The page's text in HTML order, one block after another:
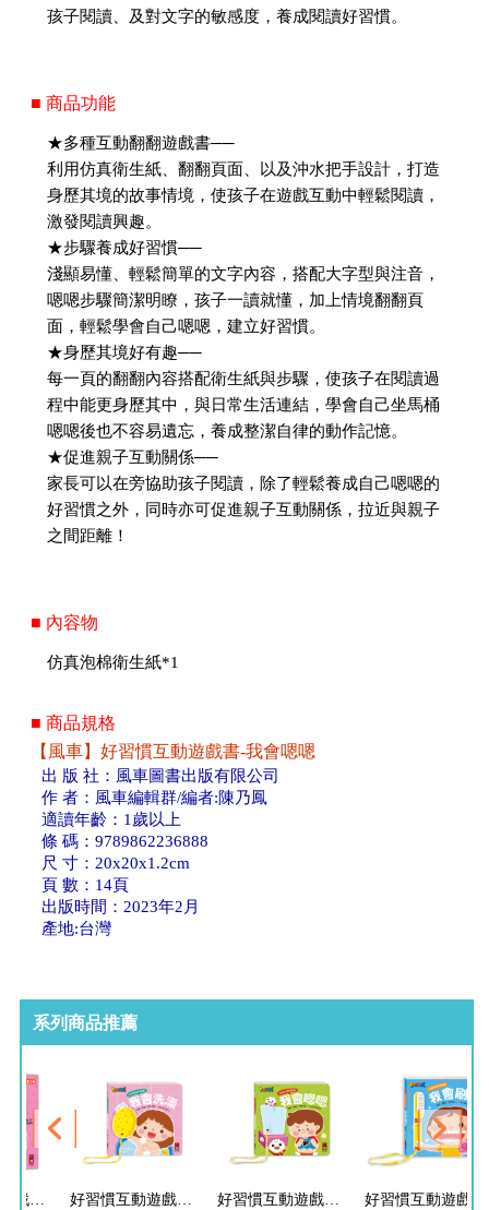
孩子閱讀、及對文字的敏感度，養成閱讀好習慣。
■ 商品功能
★多種互動翻翻遊戲書──
利用仿真衛生紙、翻翻頁面、以及沖水把手設計，打造
身歷其境的故事情境，使孩子在遊戲互動中輕鬆閱讀，
激發閱讀興趣。
★步驟養成好習慣──
淺顯易懂、輕鬆簡單的文字內容，搭配大字型與注音，
嗯嗯步驟簡潔明瞭，孩子一讀就懂，加上情境翻翻頁
面，輕鬆學會自己嗯嗯，建立好習慣。
★身歷其境好有趣──
每一頁的翻翻內容搭配衛生紙與步驟，使孩子在閱讀過
程中能更身歷其中，與日常生活連結，學會自己坐馬桶
嗯嗯後也不容易遺忘，養成整潔自律的動作記憶。
★促進親子互動關係──
家長可以在旁協助孩子閱讀，除了輕鬆養成自己嗯嗯的
好習慣之外，同時亦可促進親子互動關係，拉近與親子
之間距離！
■ 內容物
仿真泡棉衛生紙*1
■ 商品規格
【風車】好習慣互動遊戲書-我會嗯嗯
出 版 社：風車圖書出版有限公司
作 者：風車編輯群/編者:陳乃鳳
適讀年齡：1歲以上
條 碼：9789862236888
尺 寸：20x20x1.2cm
頁 數：14頁
出版時間：2023年2月
產地:台灣
系列商品推薦
好習慣互動遊戲書-我會洗澡+我會穿衣服
好習慣互動遊戲書-我會洗澡
好習慣互動遊戲書-我會嗯嗯